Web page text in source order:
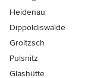
Heidenau
Dippoldiswalde
Groitzsch
Pulsnitz
Glashütte